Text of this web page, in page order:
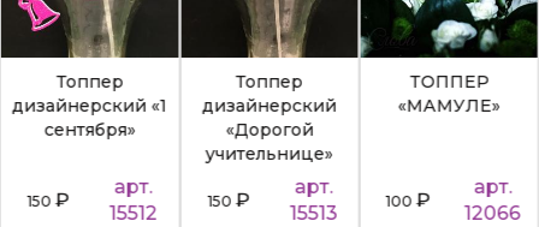
Топпер
дизайнерский «1
сентября»
150₽
арт.
15512
Топпер
дизайнерский
«Дорогой
учительнице»
150₽
арт.
15513
ТОППЕР
«МАМУЛЕ»
100₽
арт.
12066